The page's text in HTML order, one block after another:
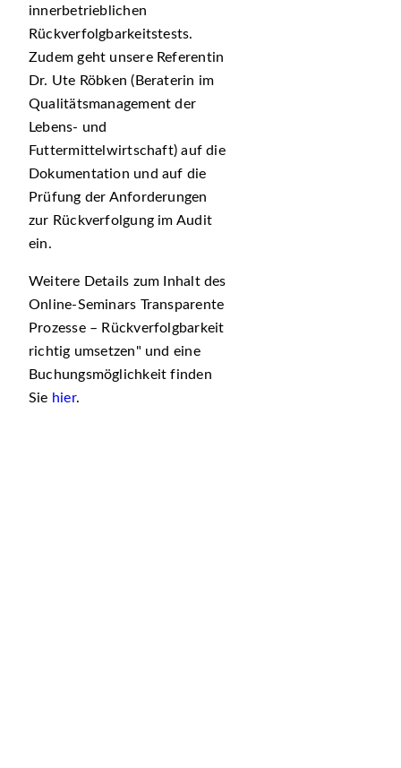
innerbetrieblichen
Rückverfolgbarkeitstests.
Zudem geht unsere Referentin
Dr. Ute Röbken (Beraterin im
Qualitätsmanagement der
Lebens- und
Futtermittelwirtschaft) auf die
Dokumentation und auf die
Prüfung der Anforderungen
zur Rückverfolgung im Audit
ein.
Weitere Details zum Inhalt des
Online-Seminars Transparente
Prozesse – Rückverfolgbarkeit
richtig umsetzen" und eine
Buchungsmöglichkeit finden
Sie hier.